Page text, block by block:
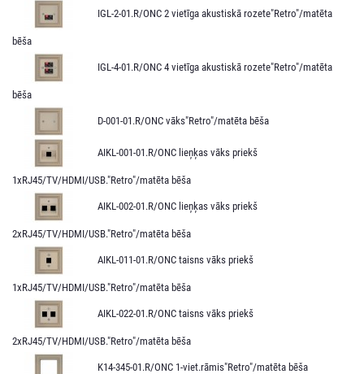
IGL-2-01.R/ONC 2 vietīga akustiskā rozete"Retro"/matēta
bēša
IGL-4-01.R/ONC 4 vietīga akustiskā rozete"Retro"/matēta
bēša
D-001-01.R/ONC vāks"Retro"/matēta bēša
AIKL-001-01.R/ONC lieņķas vāks priekš
1xRJ45/TV/HDMI/USB."Retro"/matēta bēša
AIKL-002-01.R/ONC lieņķas vāks priekš
2xRJ45/TV/HDMI/USB."Retro"/matēta bēša
AIKL-011-01.R/ONC taisns vāks priekš
1xRJ45/TV/HDMI/USB."Retro"/matēta bēša
AIKL-022-01.R/ONC taisns vāks priekš
2xRJ45/TV/HDMI/USB."Retro"/matēta bēša
K14-345-01.R/ONC 1-viet.rāmis"Retro"/matēta bēša